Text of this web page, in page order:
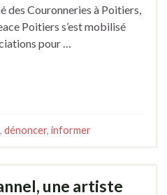
des Couronneries à Poitiers,
Poitiers s’est mobilisé
pour …
, dénoncer, informer
une artiste